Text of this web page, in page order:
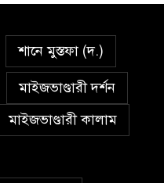
শানে মুস্তফা (দ.)
মাইজভাণ্ডারী দর্শন
মাইজভাণ্ডারী কালাম